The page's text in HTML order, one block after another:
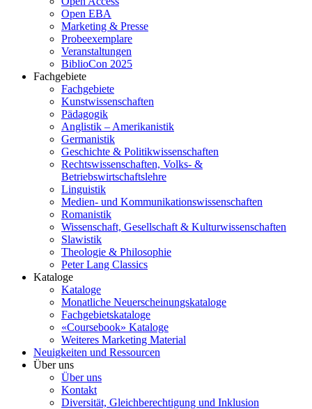
Open EBA
Marketing & Presse
Probeexemplare
Veranstaltungen
BiblioCon 2025
Fachgebiete
Fachgebiete
Kunstwissenschaften
Pädagogik
Anglistik – Amerikanistik
Germanistik
Geschichte & Politikwissenschaften
Rechtswissenschaften, Volks- &
Betriebswirtschaftslehre
Linguistik
Medien- und Kommunikationswissenschaften
Romanistik
Wissenschaft, Gesellschaft & Kulturwissenschaften
Slawistik
Theologie & Philosophie
Peter Lang Classics
Kataloge
Kataloge
Monatliche Neuerscheinungskataloge
Fachgebietskataloge
«Coursebook» Kataloge
Weiteres Marketing Material
Neuigkeiten und Ressourcen
Über uns
Über uns
Kontakt
Diversität, Gleichberechtigung und Inklusion